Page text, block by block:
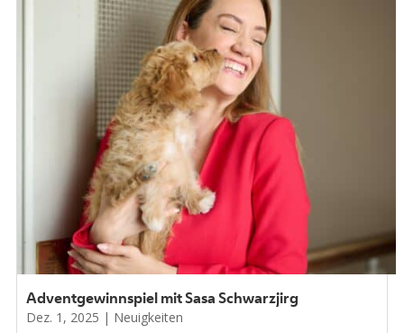
Adventgewinnspiel mit Sasa Schwarzjirg
Dez. 1, 2025 | Neuigkeiten